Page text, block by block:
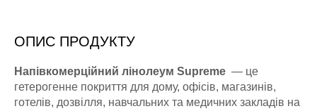
ОПИС ПРОДУКТУ
Напівкомерційний лінолеум Supreme — це
гетерогенне покриття для дому, офісів, магазинів,
готелів, дозвілля, навчальних та медичних закладів на